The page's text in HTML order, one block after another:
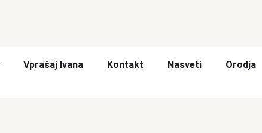
Vprašaj Ivana Kontakt Nasveti
Orodja